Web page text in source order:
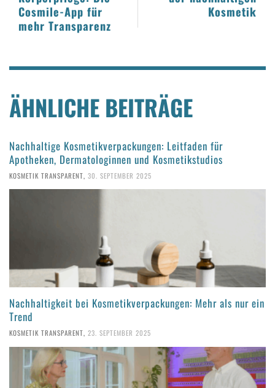
Kosmetik
Cosmile-App für
mehr Transparenz
ÄHNLICHE BEITRÄGE
Nachhaltige Kosmetikverpackungen: Leitfaden für
Apotheken, Dermatologinnen und Kosmetikstudios
KOSMETIK TRANSPARENT, 30. SEPTEMBER 2025
Nachhaltigkeit bei Kosmetikverpackungen: Mehr als nur ein
Trend
KOSMETIK TRANSPARENT, 23. SEPTEMBER 2025